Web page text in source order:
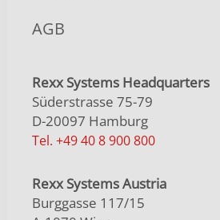
AGB
Rexx Systems Headquarters
Süderstrasse 75-79
D-20097 Hamburg
Tel. +49 40 8 900 800
Rexx Systems Austria
Burggasse 117/15